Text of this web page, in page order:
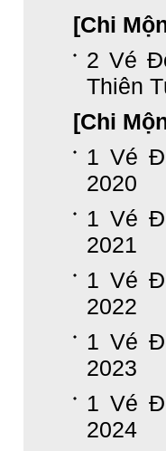
[Chi
2 Vé
Thiên
[Chi
1 Vé
2020
1 Vé
2021
1 Vé
2022
1 Vé
2023
1 Vé
2024